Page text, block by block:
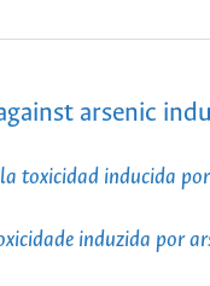
arsenic
toxicidad inducida
induzida por